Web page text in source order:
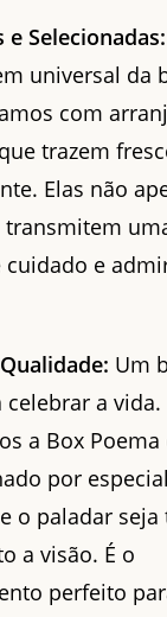
e Selecionadas:
universal da
com
trazem
Elas não
transmitem
cuidado e
Um
celebrar a vida.
a Box
por
o paladar seja
a visão. É o
perfeito